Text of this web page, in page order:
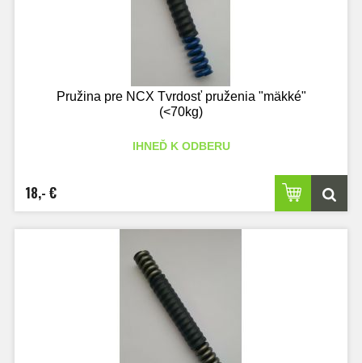
Pružina pre NCX Tvrdosť pruženia "mäkké"
(<70kg)
IHNEĎ K ODBERU
18,- €